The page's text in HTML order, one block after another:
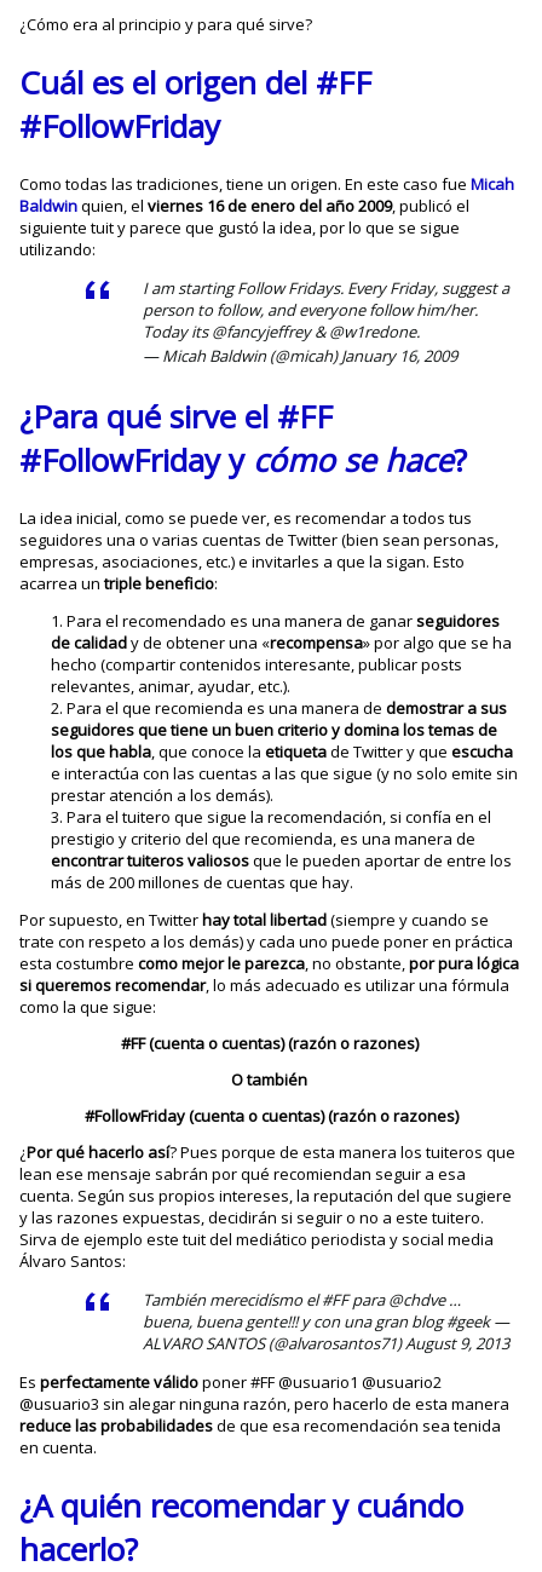
¿Cómo era al principio y para qué sirve?
Cuál es el origen del #FF
#FollowFriday
Como todas las tradiciones, tiene un origen. En este caso fueMicah
Baldwinquien, elviernes 16 de enero del año 2009, publicó el
siguiente tuit y parece que gustó la idea, por lo que se sigue
utilizando:
I am starting Follow Fridays. Every Friday, suggest a
person to follow, and everyone follow him/her.
Today its@fancyjeffrey&@w1redone.
— Micah Baldwin (@micah)January 16, 2009
¿Para qué sirve el #FF
#FollowFriday y cómo se hace?
La idea inicial, como se puede ver, es recomendar a todos tus
seguidores una o varias cuentas de Twitter (bien sean personas,
empresas, asociaciones, etc.) e invitarles a que la sigan. Esto
acarrea untriple beneficio:
Para el recomendado es una manera de ganarseguidores
de calidady de obtener una «recompensa» por algo que se ha
hecho (compartir contenidos interesante, publicar posts
relevantes, animar, ayudar, etc.).
Para el que recomienda es una manera dedemostrar a sus
seguidores que tiene un buen criterio y domina los temas de
los que habla, que conoce laetiquetade Twitter y queescucha
e interactúa con las cuentas a las que sigue (y no solo emite sin
prestar atención a los demás).
Para el tuitero que sigue la recomendación, si confía en el
prestigio y criterio del que recomienda, es una manera de
encontrar tuiteros valiososque le pueden aportar de entre los
más de 200 millones de cuentas que hay.
Por supuesto, en Twitterhay total libertad(siempre y cuando se
trate con respeto a los demás) y cada uno puede poner en práctica
esta costumbre como mejor le parezca, no obstante,por pura lógica
si queremos recomendar, lo más adecuado es utilizar una fórmula
como la que sigue:
#FF (cuenta o cuentas) (razón o razones)
O también
#FollowFriday (cuenta o cuentas) (razón o razones)
¿Por qué hacerlo así? Pues porque de esta manera los tuiteros que
lean ese mensaje sabrán por qué recomiendan seguir a esa
cuenta. Según sus propios intereses, la reputación del que sugiere
y las razones expuestas, decidirán si seguir o no a este tuitero.
Sirva de ejemplo este tuit del mediático periodista y social media
Álvaro Santos:
También merecidísmo el#FFpara@chdve…
buena, buena gente!!! y con una gran blog#geek—
ALVARO SANTOS (@alvarosantos71)August 9, 2013
Esperfectamente válidoponer #FF @usuario1 @usuario2
@usuario3 sin alegar ninguna razón, pero hacerlo de esta manera
reduce las probabilidadesde que esa recomendación sea tenida
en cuenta.
¿A quién recomendar y cuándo
hacerlo?